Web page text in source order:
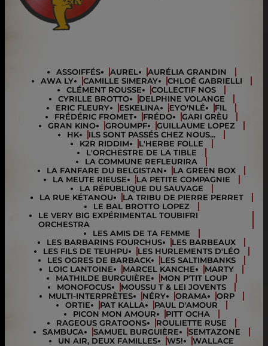
ASSOIFFÉS AUREL
AURÉLIA GRANDIN
AWA LY
CAMILLE SIMERAY
CHLOÉ GABRIELLI
CLÉMENT ROUSSE
COLLECTIF NOS
CYRILLE BROTTO
DELPHINE VOLANGE
ERIC FLEURY
ESKELINA EYO'NLÉ
FIL
FRÉDÉRIC FROMET
FRÉDO
GARI GRÈU
GRAN KINO
GROUMPF
GUILLAUME LOPEZ
HK
ILS SONT PASSÉS CHEZ NOUS...
K2R RIDDIM
L'HERBE FOLLE
L'ORCHESTRE DE LA TIBLE
LA COMMUNE REFLEURIRA
LA FANFARE DU BELGISTAN
LA GREEN BOX
LA MEUTE RIEUSE
LA PETITE COMPAGNIE
LA RÉPUBLIQUE DU SAUVAGE
LA RUE KÉTANOU
LA TRIBU DE PIERRE PERRET
LE BAL BROTTO LOPEZ
LE VERY BIG EXPÉRIMENTAL TOUBIFRI
ORCHESTRA
LES AMIS DE TA FEMME
LES BARBARINS FOURCHUS
LES BARBEAUX
LES FILS DE TEUHPU
LES HURLEMENTS D'LÉO
LES OGRES DE BARBACK
LES SALTIMBANKS
LOIC LANTOINE
MARCEL KANCHE
MARTY
MATHILDE BURGUIÈRE
MON P'TIT LOUP
MONOFOCUS
MOUSSU T & LEI JOVENTS
MULTI-INTERPRÈTES
NÉRY ORAMA
ORP
ORTIE
PAT KALLA
PAUL D'AMOUR
PICON MON AMOUR
PITT OCHA
RAGEOUS GRATOONS
ROULIETTE RUSE
SAMBUCA
SAMUEL BURGUIÈRE
SEMTAZONE
UN AIR, DEUX FAMILLES
W5! WALLACE